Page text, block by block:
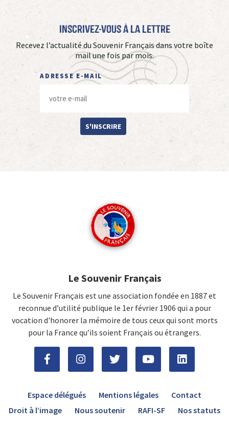
Inscrivez-vous à La Lettre
Recevez l’actualité du Souvenir Français dans votre boîte
mail une fois par mois.
ADRESSE E-MAIL
S'INSCRIRE
Le Souvenir Français
Le Souvenir Français est une association fondée en 1887 et
reconnue d’utilité publique le 1er février 1906 qui a pour
vocation d'honorer la mémoire de tous ceux qui sont morts
pour la France qu’ils soient Français ou étrangers.
Espace délégués Mentions légales
Contact
Droit à l’image
Nous soutenir RAFI-SF Nos statuts